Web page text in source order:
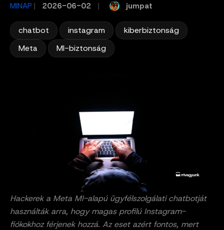
MINAP / 2026-06-02 jumpat
chatbot instagram kiberbiztonság
Meta
MI-biztonság
Hackerek a Meta MI-alapú ügyfélszolgálati chatbotját
használták arra, hogy magas profilú Instagram-
fiókokhoz férjenek hozzá. Az eset azért fontos, mert